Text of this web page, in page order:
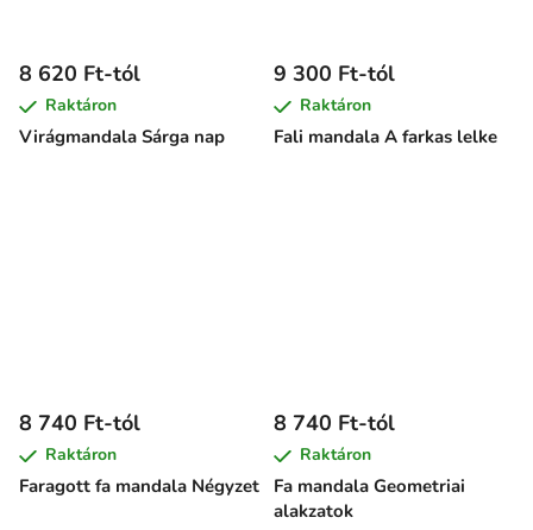
Virágmandala Sárga nap
8 620 Ft-tól
Raktáron
Fali mandala A farkas lelke
9 300 Ft-tól
Raktáron
Faragott fa mandala Négyzet
8 740 Ft-tól
Raktáron
Fa mandala Geometriai
alakzatok
8 740 Ft-tól
Raktáron